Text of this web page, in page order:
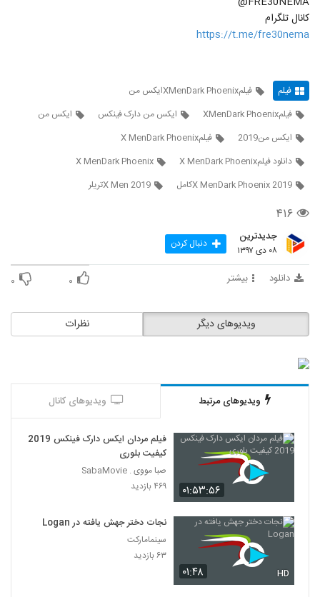
کانال تلگرام
https://t.me/fre30nema
فیلم
فیلمXMenDark Phoenixایکس من
فیلمXMenDark Phoenix
ایکس من دارک فینکس
ایکس من
ایکس من2019
فیلمX MenDark Phoenix
دانلود فیلمX MenDark Phoenix
X MenDark Phoenix
X MenDark Phoenix 2019کامل
X Men 2019تریلر
۴۱۶
جدیدترین
۰۸ دی ۱۳۹۷ دنبال کردن
دانلود بیشتر ۰ ۰
نظرات ویدیوهای دیگر
ویدیوهای مرتبط ویدیوهای کانال
۰۱:۵۳:۵۶
فیلم مردان ایکس دارک فینکس 2019
کیفیت بلوری
صبا مووی . SabaMovie
۴۶۹ بازدید
۰۱:۴۸ HD
نجات دختر جهش یافته در Logan
سینمامارکت
۶۳ بازدید